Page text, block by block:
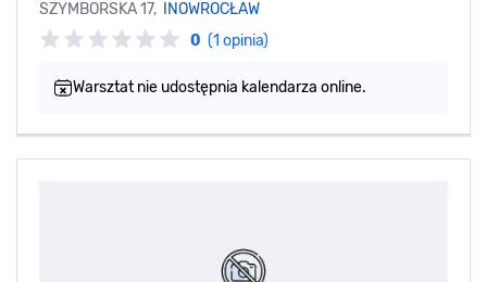
SZYMBORSKA 17,
INOWROCŁAW
0 (1 opinia)
Warsztat nie udostępnia kalendarza online.